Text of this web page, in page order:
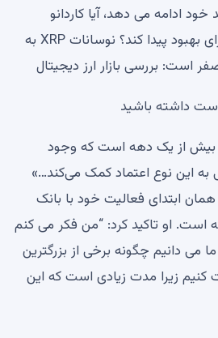
ادامه می دهد، آیا کاردانو
(ADA) می تواند جایی برای بهبود پیدا کند؟ نوسانات XRP به
است: بررسی بازار ارز دیجیتال
داشته باشید
بیش از یک دهه است که وجود
این نوع اعتماد کمک می‌کند…»
ابتدای فعالیت خود با بانک
است. او تاکید کرد: “من فکر می کنم
می دانیم چگونه برخی از بزرگترین
کنیم زیرا مدت زیادی است که این